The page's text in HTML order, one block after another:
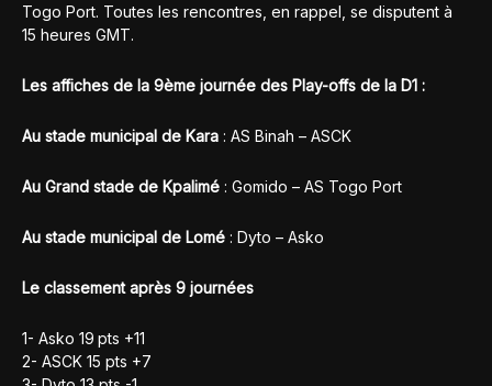
Togo Port. Toutes les rencontres, en rappel, se disputent à
15 heures GMT.
Les affiches de la 9ème journée des Play-offs de la D1 :
Au stade municipal de Kara : AS Binah – ASCK
Au Grand stade de Kpalimé : Gomido – AS Togo Port
Au stade municipal de Lomé : Dyto – Asko
Le classement après 9 journées
1- Asko 19 pts +11
2- ASCK 15 pts +7